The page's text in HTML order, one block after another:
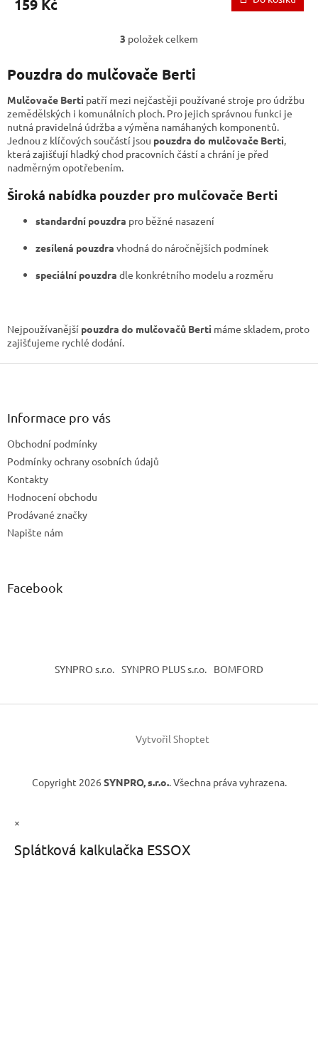
159 Kč
O
á
d
a
c
í
p
k
v
p
s
3 položek celkem
Pouzdra do mulčovače Berti
Mulčovače Berti patří mezi nejčastěji používané stroje pro údržbu
zemědělských i komunálních ploch. Pro jejich správnou funkci je
nutná pravidelná údržba a výměna namáhaných komponentů.
Jednou z klíčových součástí jsou pouzdra do mulčovače Berti,
která zajišťují hladký chod pracovních částí a chrání je před
nadměrným opotřebením.
Široká nabídka pouzder pro mulčovače Berti
standardní pouzdra pro běžné nasazení
zesílená pouzdra vhodná do náročnějších podmínek
speciální pouzdra dle konkrétního modelu a rozměru
Nejpoužívanější pouzdra do mulčovačů Berti máme skladem, proto
zajišťujeme rychlé dodání.
Informace pro vás
Obchodní podmínky
Podmínky ochrany osobních údajů
Kontakty
Hodnocení obchodu
Prodávané značky
Napište nám
Facebook
SYNPRO s.r.o. SYNPRO PLUS s.r.o. BOMFORD
Vytvořil Shoptet
Copyright 2026 SYNPRO, s.r.o.. Všechna práva vyhrazena.
×
Splátková kalkulačka ESSOX